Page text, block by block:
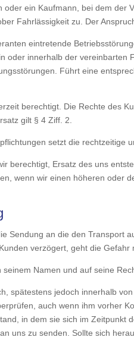
ein Kaufmann, bei dem der
Fahrlässigkeit zu. Der
eintretende
oder innerhalb der
Führt eine
berechtigt. Die Rechte des
gilt § 4 Ziff. 2.
setzt die rechtzeitige
berechtigt, Ersatz des uns
wenn wir einen höheren oder
Sendung an die den Transport
verzögert, geht die
Namen und auf seine
spätestens jedoch innerhalb
auch wenn ihm vorher
in dem sie sich im
uns zu senden. Sollte sich